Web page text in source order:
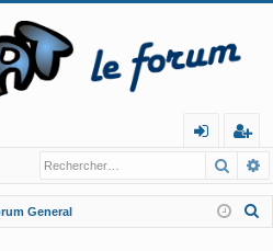
n
ne
ns
cri
pt
General